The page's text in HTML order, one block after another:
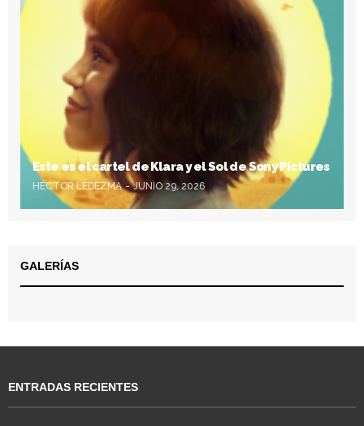
Este es el cartel de Klara y el Sol de Sony Pictures
HÉCTOR LEDEZMA JUNIO 29, 2026
GALERÍAS
ENTRADAS RECIENTES